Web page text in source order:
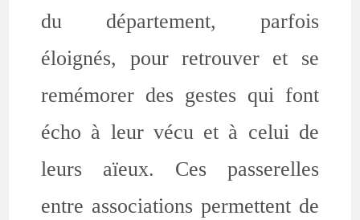
du département, parfois
éloignés, pour retrouver et se
remémorer des gestes qui font
écho à leur vécu et à celui de
leurs aïeux. Ces passerelles
entre associations permettent de